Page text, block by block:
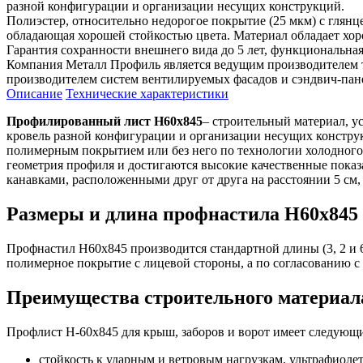
разной конфигурации и организации несущих конструкций.
Полиэстер, относительно недорогое покрытие (25 мкм) с
обладающая хорошей стойкостью цвета. Материал обладает
Гарантия сохранности внешнего вида до 5 лет,
Компания Металл Профиль является ведущим
производителем систем вентилируемых фасадов и сэндвич-
Описание Технические характеристики
Профилированный лист Н60х845– строительный материал,
кровель разной конфигурации и организации несущих
полимерным покрытием или без него по технологии
геометрия профиля и достигаются высокие качественные
канавками, расположенными друг от друга на расстоянии 5
Размеры и длина профнастила Н60х845
Профнастил Н60х845 производится стандартной длины (3, 2 и
полимерное покрытие с лицевой стороны, а по согласованию
Преимущества строительного
Профлист Н-60х845 для крыш, заборов и ворот имеет
стойкость к ударным и ветровым нагрузкам,